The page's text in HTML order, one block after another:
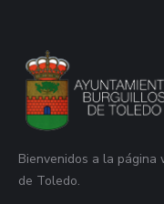
Bienvenidos a la
de Toledo.